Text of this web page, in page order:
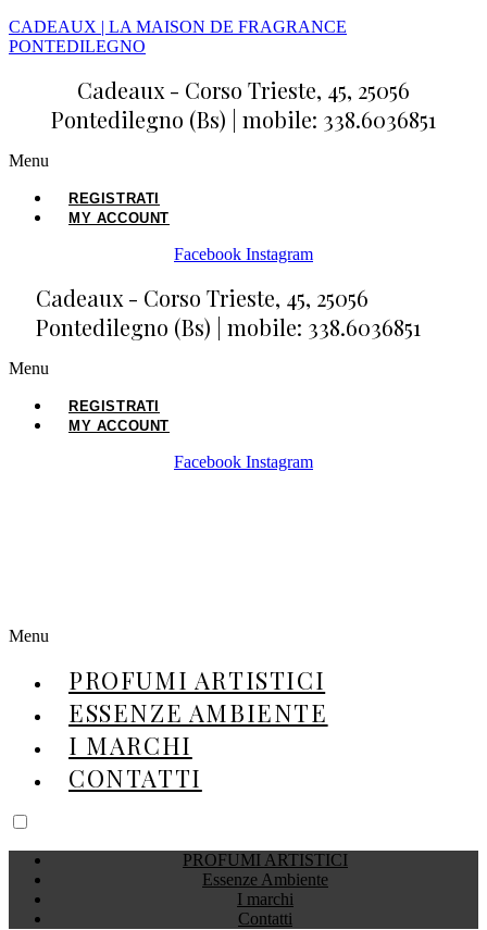
CADEAUX | LA MAISON DE FRAGRANCE
PONTEDILEGNO
Cadeaux - Corso Trieste, 45, 25056
Pontedilegno (Bs) | mobile: 338.6036851
Menu
REGISTRATI
MY ACCOUNT
Facebook Instagram
Cadeaux - Corso Trieste, 45, 25056
Pontedilegno (Bs) | mobile: 338.6036851
Menu
REGISTRATI
MY ACCOUNT
Facebook Instagram
Menu
PROFUMI ARTISTICI
ESSENZE AMBIENTE
I MARCHI
CONTATTI
PROFUMI ARTISTICI
Essenze Ambiente
I marchi
Contatti